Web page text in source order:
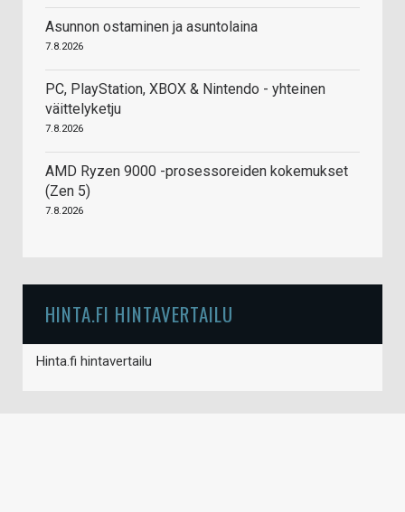
Asunnon ostaminen ja asuntolaina
7.8.2026
PC, PlayStation, XBOX & Nintendo - yhteinen
väittelyketju
7.8.2026
AMD Ryzen 9000 -prosessoreiden kokemukset
(Zen 5)
7.8.2026
HINTA.FI HINTAVERTAILU
Hinta.fi hintavertailu